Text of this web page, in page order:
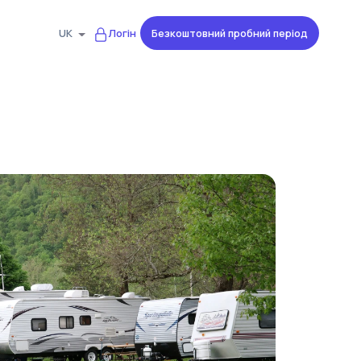
UK Логін Безкоштовний пробний період